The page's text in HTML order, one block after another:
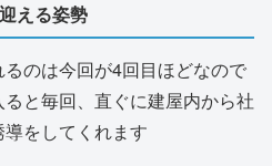
える姿勢
のは今回が4回目ほどなので
と毎回、直ぐに建屋内から社
をしてくれます